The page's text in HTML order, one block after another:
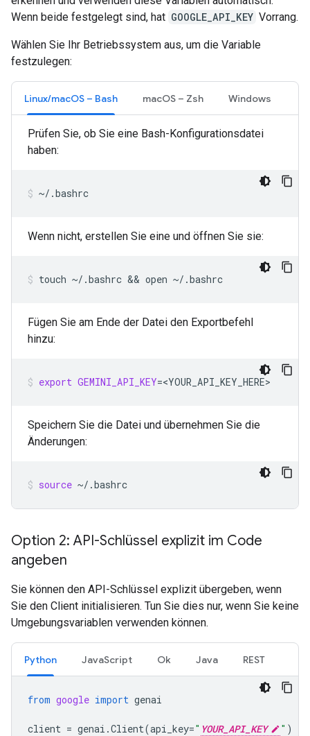
Wenn beide festgelegt sind, hat GOOGLE_API_KEY Vorrang.
Wählen Sie Ihr Betriebssystem aus, um die Variable
festzulegen:
Linux/macOS – Bash macOS – Zsh Windows
Prüfen Sie, ob Sie eine Bash-Konfigurationsdatei
haben:
~/.bashrc
Wenn nicht, erstellen Sie eine und öffnen Sie sie:
touch ~/.bashrc && open ~/.bashrc
Fügen Sie am Ende der Datei den Exportbefehl
hinzu:
export GEMINI_API_KEY=<YOUR_API_KEY_HERE>
Speichern Sie die Datei und übernehmen Sie die
Änderungen:
source ~/.bashrc
Option 2: API-Schlüssel explizit im Code
angeben
Sie können den API-Schlüssel explizit übergeben, wenn
Sie den Client initialisieren. Tun Sie dies nur, wenn Sie keine
Umgebungsvariablen verwenden können.
Python JavaScript Ok Java REST
from google import genai
client = genai .Client(api_key=" YOUR_API_KEY " )